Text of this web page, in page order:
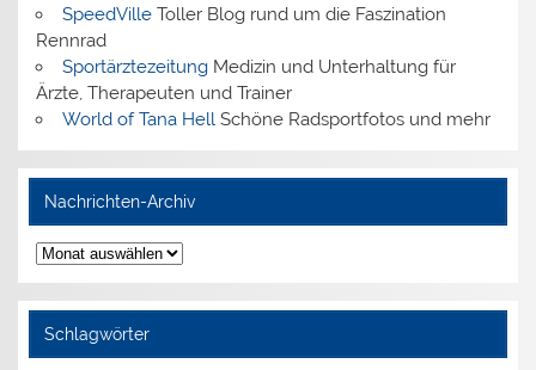
SpeedVilleToller Blog rund um die Faszination
Rennrad
SportärztezeitungMedizin und Unterhaltung für
Ärzte, Therapeuten und Trainer
World of Tana HellSchöne Radsportfotos und mehr
Nachrichten-Archiv
Nachrichten-
Archiv
Schlagwörter